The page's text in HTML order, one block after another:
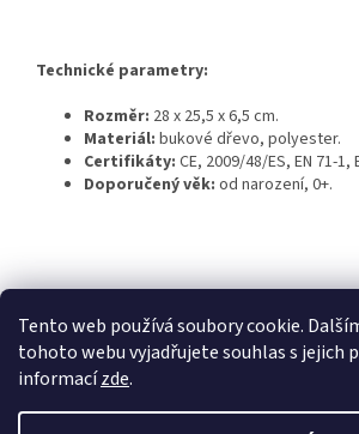
Tento web používá soubory cookie.
tohoto webu vyjadřujete souhlas s jejich
informacízde.
Technické parametry:
Rozměr: 28 x 25,5 x 6,5 cm.
Materiál: bukové dřevo, polyester.
Certifikáty: CE, 2009/48/ES, EN 71-1,
Doporučený věk: od narození, 0+.
á